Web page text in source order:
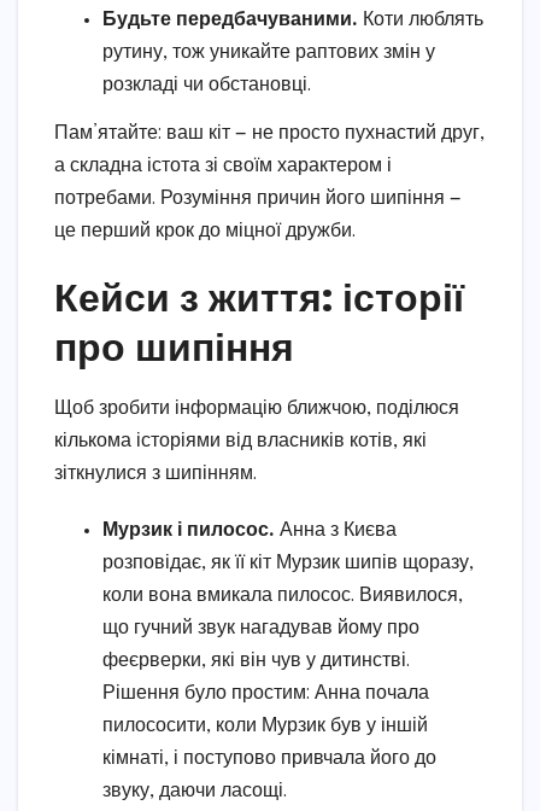
Будьте передбачуваними. Коти люблять
рутину, тож уникайте раптових змін у
розкладі чи обстановці.
Пам’ятайте: ваш кіт — не просто пухнастий друг,
а складна істота зі своїм характером і
потребами. Розуміння причин його шипіння —
це перший крок до міцної дружби.
Кейси з життя: історії
про шипіння
Щоб зробити інформацію ближчою, поділюся
кількома історіями від власників котів, які
зіткнулися з шипінням.
Мурзик і пилосос. Анна з Києва
розповідає, як її кіт Мурзик шипів щоразу,
коли вона вмикала пилосос. Виявилося,
що гучний звук нагадував йому про
феєрверки, які він чув у дитинстві.
Рішення було простим: Анна почала
пилососити, коли Мурзик був у іншій
кімнаті, і поступово привчала його до
звуку, даючи ласощі.